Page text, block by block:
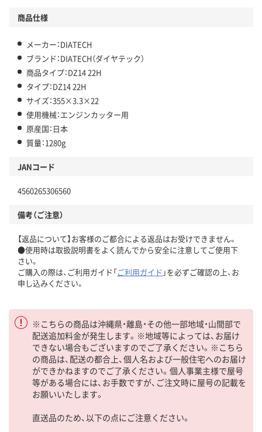
商品仕様
メーカー：DIATECH
ブランド：DIATECH（ダイヤテック）
商品タイプ：DZ14 22H
タイプ：DZ14 22H
サイズ：355×3.3×22
使用機械：エンジンカッター用
原産国：日本
質量：1280g
JANコード
4560265306560
備考（ご注意）
【返品について】お客様のご都合による返品はお受けできません。
●使用時は取扱説明書をよく読んでから安全に注意してご使用下
さい。
ご購入の際は、ご利用ガイド「ご利用ガイド 」を必ずご確認の上、お
申し込みください。
※こちらの商品は沖縄県・離島・その他一部地域・山間部で
配送追加料金が発生します。※地域等によっては、お届け
できない場合もございますのでご了承ください。※こちら
の商品は、配送の都合上、個人名および一般住宅へのお届け
ができかねますのでご了承ください。個人事業主様で屋号
等がある場合には、お手数ですが、ご注文時に屋号の記載を
お願いいたします。
直送品のため、以下の点にご注意ください。